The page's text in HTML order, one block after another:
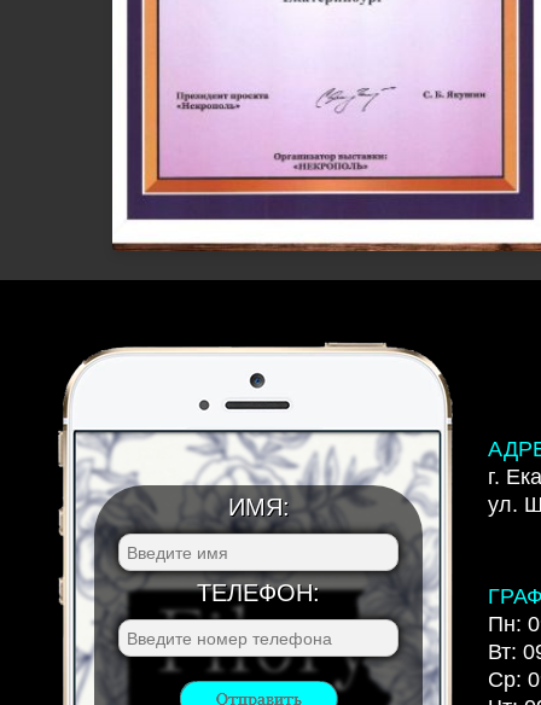
ИМЯ:
ТЕЛЕФОН:
г.
ул.
Пн:
Вт:
Ср: